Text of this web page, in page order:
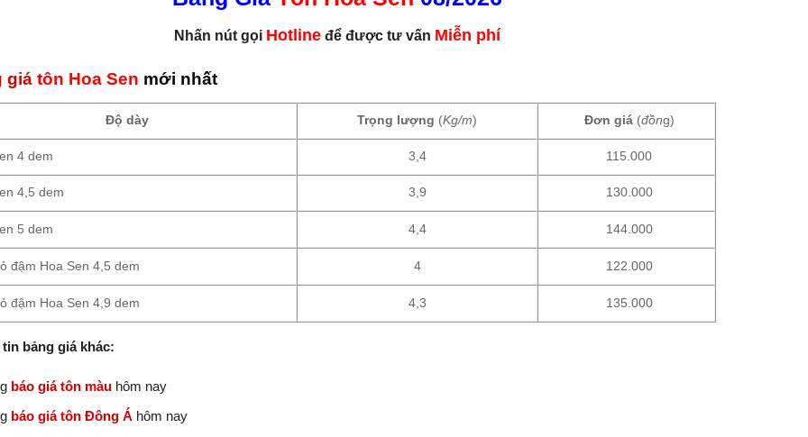
Nhấn nút gọi Hotline để được tư vấn Miễn phí
giá tôn Hoa Sen mới nhất
Độ dày Trọng lượng (Kg/m) Đơn giá(đồng)
4 dem 3,4 115.000
4,5 dem 3,9 130.000
5 dem 4,4 144.000
đậm Hoa Sen 4,5 dem 4 122.000
đậm Hoa Sen 4,9 dem 4,3 135.000
bảng giá khác:
báo giá tôn màuhôm nay
báo giá tôn Đông Áhôm nay